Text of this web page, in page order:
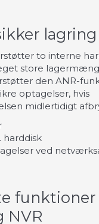
lagring
to interne
store
den ANR-
optagelser, hvis
midlertidigt
harddisk
ved
funktioner
NVR